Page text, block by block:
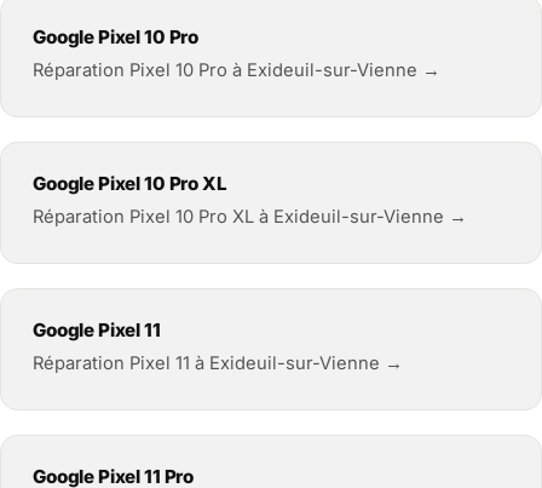
Google Pixel 10 Pro
Réparation Pixel 10 Pro à Exideuil-sur-Vienne →
Google Pixel 10 Pro XL
Réparation Pixel 10 Pro XL à Exideuil-sur-Vienne →
Google Pixel 11
Réparation Pixel 11 à Exideuil-sur-Vienne →
Google Pixel 11 Pro